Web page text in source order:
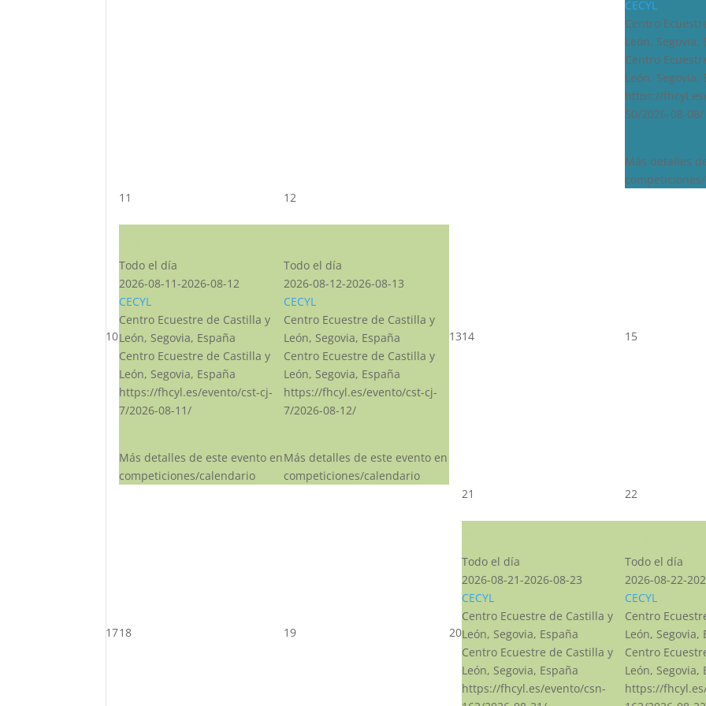
CECYL
Centro
León, Segovia,
Centro
León, Segovia,
https://
50/2026-08-08/
Más detalles
10
11
Todo el día
2026-08-11-2026-08-12
CECYL
Centro Ecuestre de Castilla y
León, Segovia, España
Centro Ecuestre de Castilla y
León, Segovia, España
https://fhcyl.es/evento/cst-cj-
7/2026-08-11/
Más detalles de este evento en
competiciones/calendario
12
Todo el día
2026-08-12-2026-08-13
CECYL
Centro Ecuestre de Castilla y
León, Segovia, España
Centro Ecuestre de Castilla y
León, Segovia, España
https://fhcyl.es/evento/cst-cj-
7/2026-08-12/
Más detalles de este evento en
competiciones/calendario
1314 15
1718 19 20
21
Todo el día
2026-08-21-2026-08-23
CECYL
Centro Ecuestre de Castilla y
León, Segovia, España
Centro Ecuestre de Castilla y
León, Segovia, España
https://fhcyl.es/evento/csn-
22
Todo el día
2026-08-22-
CECYL
Centro
León, Segovia,
Centro
León, Segovia,
https://